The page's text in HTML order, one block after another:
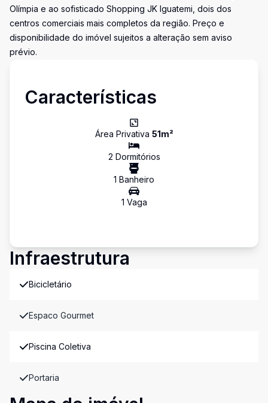
Olímpia e ao sofisticado Shopping JK Iguatemi, dois dos
centros comerciais mais completos da região. Preço e
disponibilidade do imóvel sujeitos a alteração sem aviso
prévio.
Características
Área Privativa 51m²
2 Dormitórios
1 Banheiro
1 Vaga
Infraestrutura
Bicicletário
Espaco Gourmet
Piscina Coletiva
Portaria